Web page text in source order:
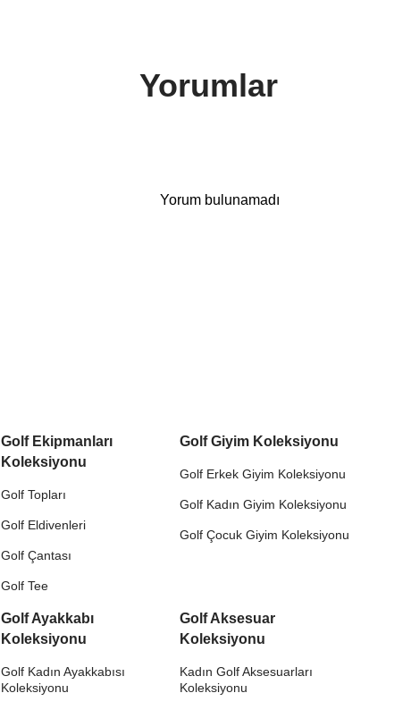
Yorumlar
Yorum bulunamadı
Golf Ekipmanları
Koleksiyonu
Golf Topları
Golf Eldivenleri
Golf Çantası
Golf Tee
Golf Giyim Koleksiyonu
Golf Erkek Giyim Koleksiyonu
Golf Kadın Giyim Koleksiyonu
Golf Çocuk Giyim Koleksiyonu
Golf Ayakkabı
Koleksiyonu
Golf Kadın Ayakkabısı
Koleksiyonu
Golf Aksesuar
Koleksiyonu
Kadın Golf Aksesuarları
Koleksiyonu